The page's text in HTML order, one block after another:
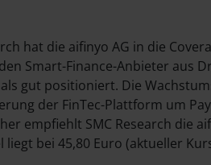
hat die aifinyo AG in die
Smart-Finance-Anbieter aus
gut positioniert. Die
der FinTec-Plattform um
empfiehlt SMC Research die
liegt bei 45,80 Euro (aktueller